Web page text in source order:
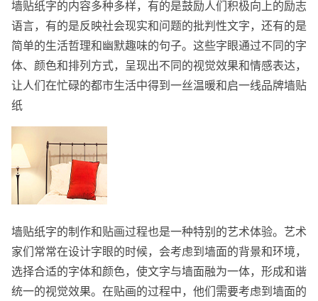
墙贴纸字的内容多种多样，有的是鼓励人们积极向上的励志
语言，有的是反映社会现实和问题的批判性文字，还有的是
简单的生活哲理和幽默趣味的句子。这些字眼通过不同的字
体、颜色和排列方式，呈现出不同的视觉效果和情感表达，
让人们在忙碌的都市生活中得到一丝温暖和启一线品牌墙贴
纸
墙贴纸字的制作和贴画过程也是一种特别的艺术体验。艺术
家们常常在设计字眼的时候，会考虑到墙面的背景和环境，
选择合适的字体和颜色，使文字与墙面融为一体，形成和谐
统一的视觉效果。在贴画的过程中，他们需要考虑到墙面的